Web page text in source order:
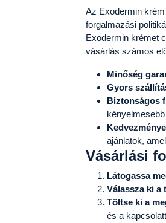
Az Exodermin
forgalmazási
Exodermin krémet
vásárlás számos
Minőség
Gyors
Biztonságos
ajánlatok,
Vásárlási
Látogassa
Válassza ki a
Töltse ki a
és a